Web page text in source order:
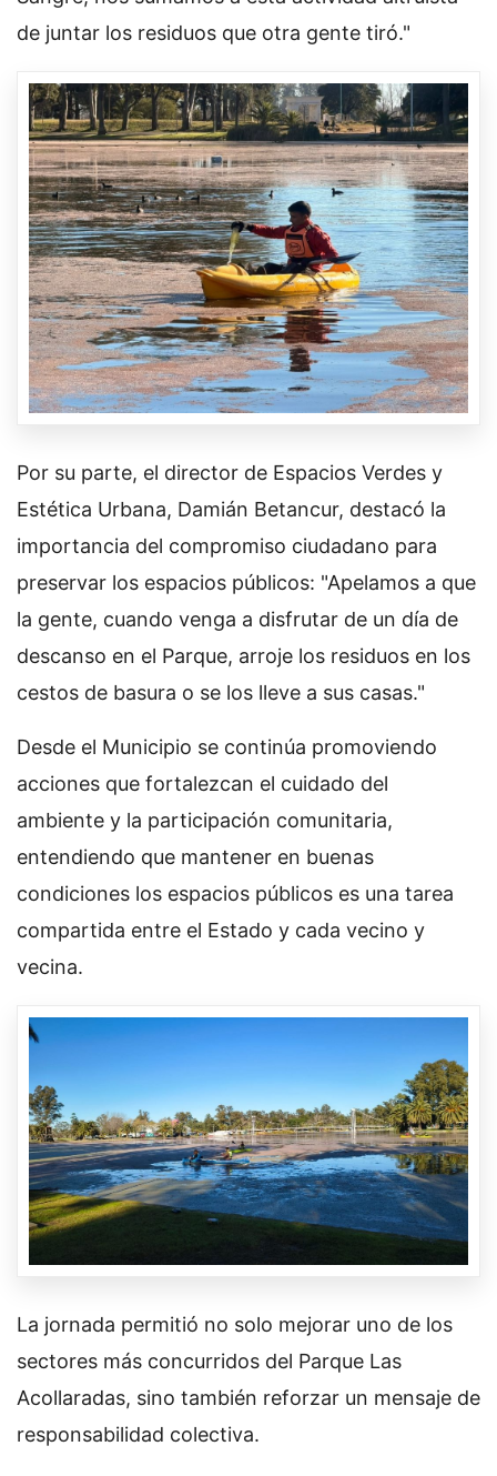
de juntar los residuos que otra gente tiró."
Por su parte, el director de Espacios Verdes y
Estética Urbana, Damián Betancur, destacó la
importancia del compromiso ciudadano para
preservar los espacios públicos: "Apelamos a que
la gente, cuando venga a disfrutar de un día de
descanso en el Parque, arroje los residuos en los
cestos de basura o se los lleve a sus casas."
Desde el Municipio se continúa promoviendo
acciones que fortalezcan el cuidado del
ambiente y la participación comunitaria,
entendiendo que mantener en buenas
condiciones los espacios públicos es una tarea
compartida entre el Estado y cada vecino y
vecina.
La jornada permitió no solo mejorar uno de los
sectores más concurridos del Parque Las
Acollaradas, sino también reforzar un mensaje de
responsabilidad colectiva.